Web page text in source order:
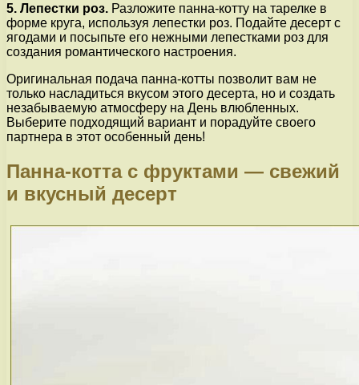
5. Лепестки роз. Разложите панна-котту на тарелке в
форме круга, используя лепестки роз. Подайте десерт с
ягодами и посыпьте его нежными лепестками роз для
создания романтического настроения.
Оригинальная подача панна-котты позволит вам не
только насладиться вкусом этого десерта, но и создать
незабываемую атмосферу на День влюбленных.
Выберите подходящий вариант и порадуйте своего
партнера в этот особенный день!
Панна-котта с фруктами — свежий
и вкусный десерт